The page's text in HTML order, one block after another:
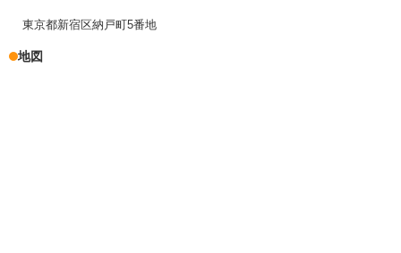
東京都新宿区納戸町5番地
地図